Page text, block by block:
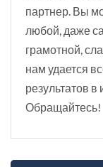
партнер. Вы
любой, даже
грамотной,
нам удается
результатов в
Обращайтесь!